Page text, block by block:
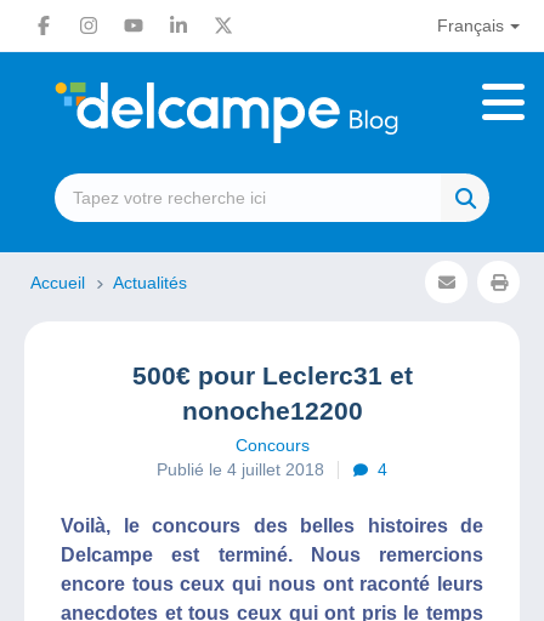
Français
Accueil Actualités
500€ pour Leclerc31 et
nonoche12200
Concours
Publié le 4 juillet 2018
4
Voilà, le concours des belles histoires de
Delcampe est terminé. Nous remercions
encore tous ceux qui nous ont raconté leurs
anecdotes et tous ceux qui ont pris le temps